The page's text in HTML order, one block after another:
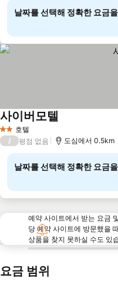
날짜를 선택해 정확한 요금
2 성급호텔
사이버모텔
/ 평점 없음 도심에서 0.5km
날짜를 선택해 정확한 요금
예약 사이트에서 받는 요금
당 예약 사이트에 방문했을
상품을 찾지 못하실 수도 있
요금 범위